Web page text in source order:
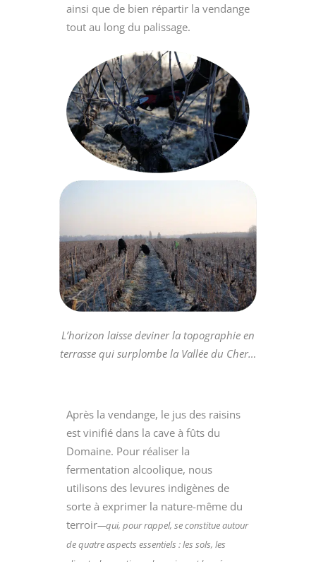
ainsi que de bien répartir la vendange
tout au long du palissage.
L’horizon laisse deviner la topographie en
terrasse qui surplombe la Vallée du Cher…
Après la vendange, le jus des raisins
est vinifié dans la cave à fûts du
Domaine. Pour réaliser la
fermentation alcoolique, nous
utilisons des levures indigènes de
sorte à exprimer la nature-même du
terroir—qui, pour rappel, se constitue autour
de quatre aspects essentiels : les sols, les